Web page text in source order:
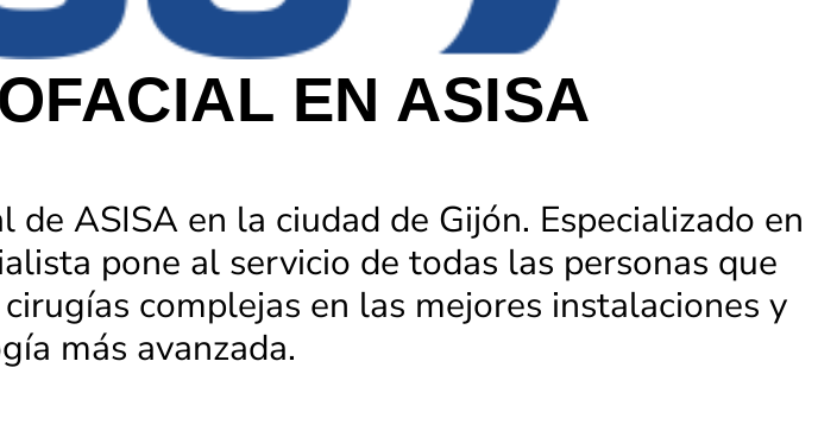
EN ASISA
ASISA en la ciudad de Gijón. Especializado en
pone al servicio de todas las personas que
complejas en las mejores instalaciones y
más avanzada.